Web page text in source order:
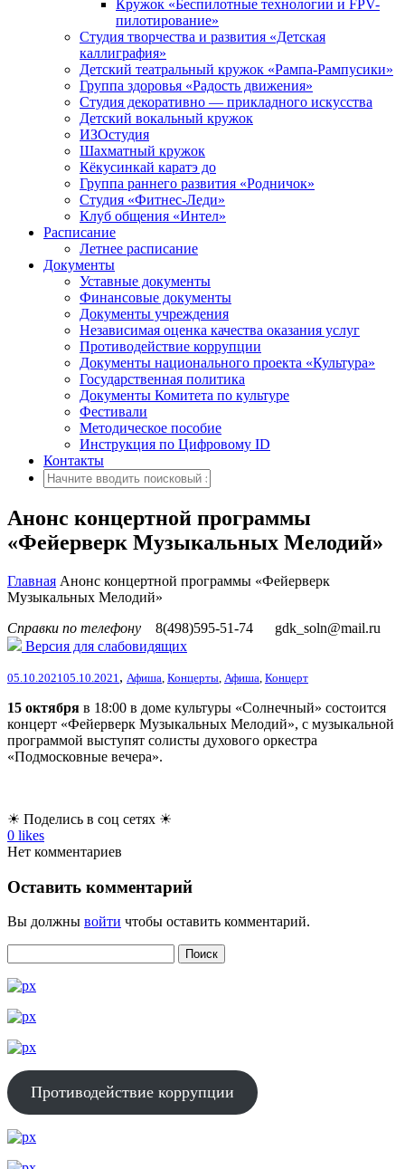
Кружок «Беспилотные технологии и FPV-
пилотирование»
Студия творчества и развития «Детская
каллиграфия»
Детский театральный кружок «Рампа-Рампусики»
Группа здоровья «Радость движения»
Студия декоративно — прикладного искусства
Детский вокальный кружок
ИЗОстудия
Шахматный кружок
Кёкусинкай каратэ до
Группа раннего развития «Родничок»
Cтудия «Фитнес-Леди»
Клуб общения «Интел»
Расписание
Летнее расписание
Документы
Уставные документы
Финансовые документы
Документы учреждения
Независимая оценка качества оказания услуг
Противодействие коррупции
Документы национального проекта «Культура»
Государственная политика
Документы Комитета по культуре
Фестивали
Методическое пособие
Инструкция по Цифровому ID
Контакты
Анонс концертной программы
«Фейерверк Музыкальных Мелодий»
Главная Анонс концертной программы «Фейерверк
Музыкальных Мелодий»
Справки по телефону
8(498)595-51-74
gdk_soln@mail.ru
Версия для слабовидящих
05.10.2021 05.10.2021 , Афиша Концерты Афиша Концерт
15 октября в 18:00 в доме культуры «Солнечный» состоится
концерт «Фейерверк Музыкальных Мелодий», с музыкальной
программой выступят солисты духового оркестра
«Подмосковные вечера».
☀ Поделись в соц сетях ☀
0 likes
Нет комментариев
Оставить комментарий
Вы должны войти чтобы оставить комментарий.
Противодействие коррупции